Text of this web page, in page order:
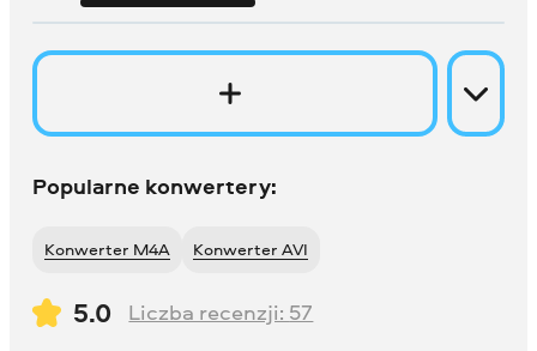
Popularne konwertery:
Konwerter M4A Konwerter AVI
5.0 Liczba recenzji: 57